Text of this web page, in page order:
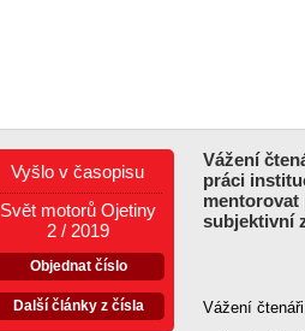
Vážení
práci
mentorovat
subjektivní
Vážení
Vyšlo v časopisu
Svět motorů Ojetiny
2 / 2019
Objednat číslo
Další články z čísla